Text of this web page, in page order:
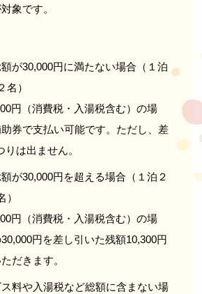
象です。
が30,000円に満たない場合（１泊
名）
円（消費税・入湯税含む）の場
券で支払い可能です。ただし、差
は出ません。
が30,000円を超える場合（１泊２
円（消費税・入湯税含む）の場
円を差し引いた残額10,300円
だきます。
料や入湯税など総額に含まない場